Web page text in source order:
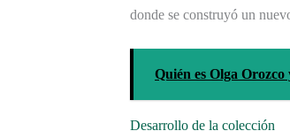
donde se construyó un
Quién es Olga
Desarrollo de la colección